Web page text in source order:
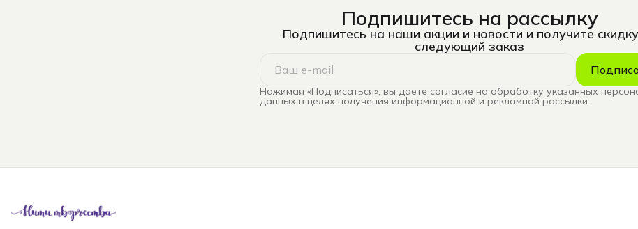
Подпишитесь на рассылку
Подпишитесь на наши акции и новости и получите
следующий заказ
Нажимая «Подписаться», вы даете согласие на обработку указанных
данных в целях получения информационной и рекламной рассылки